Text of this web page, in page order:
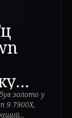
золото у
9 7900X,